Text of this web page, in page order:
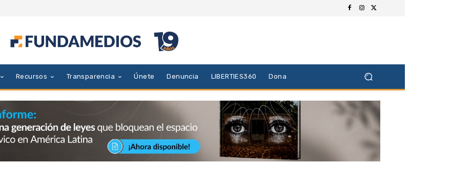
Recursos Transparencia Únete Denuncia LIBERTIES360 Dona